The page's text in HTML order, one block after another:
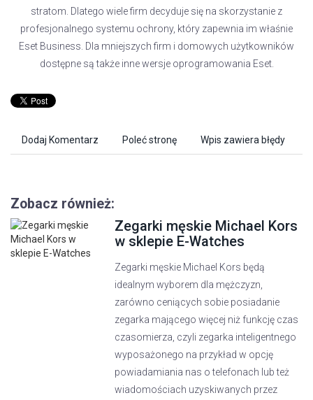
stratom. Dlatego wiele firm decyduje się na skorzystanie z
profesjonalnego systemu ochrony, który zapewnia im właśnie
Eset Business. Dla mniejszych firm i domowych użytkowników
dostępne są także inne wersje oprogramowania Eset.
Dodaj Komentarz Poleć stronę Wpis zawiera błędy
Zobacz również:
Zegarki męskie Michael Kors
w sklepie E-Watches
Zegarki męskie Michael Kors będą
idealnym wyborem dla mężczyzn,
zarówno ceniących sobie posiadanie
zegarka mającego więcej niż funkcję czas
czasomierza, czyli zegarka inteligentnego
wyposażonego na przykład w opcję
powiadamiania nas o telefonach lub też
wiadomościach uzyskiwanych przez